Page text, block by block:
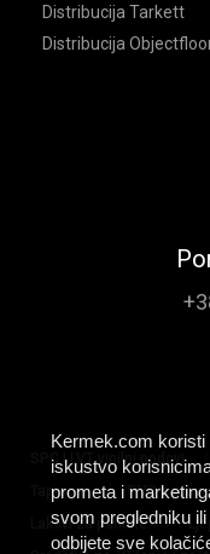
Kermek.com
iskustvo
prometa i
svom pregledniku
odbijete sve
Distribucija Tarkett
Distribucija
SPC I LVT vinilni podovi
Tapisoni / PVC podovi
Lakovi za parkete /